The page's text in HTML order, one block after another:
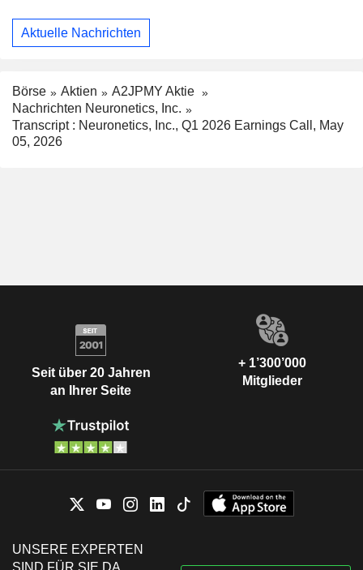
Aktuelle Nachrichten
Börse Aktien
A2JPMY Aktie
Nachrichten Neuronetics, Inc.
Transcript : Neuronetics, Inc., Q1 2026 Earnings Call, May
05, 2026
Seit über 20 Jahren
an Ihrer Seite
+ 1’300’000
Mitglieder
UNSERE EXPERTEN
SIND FÜR SIE DA